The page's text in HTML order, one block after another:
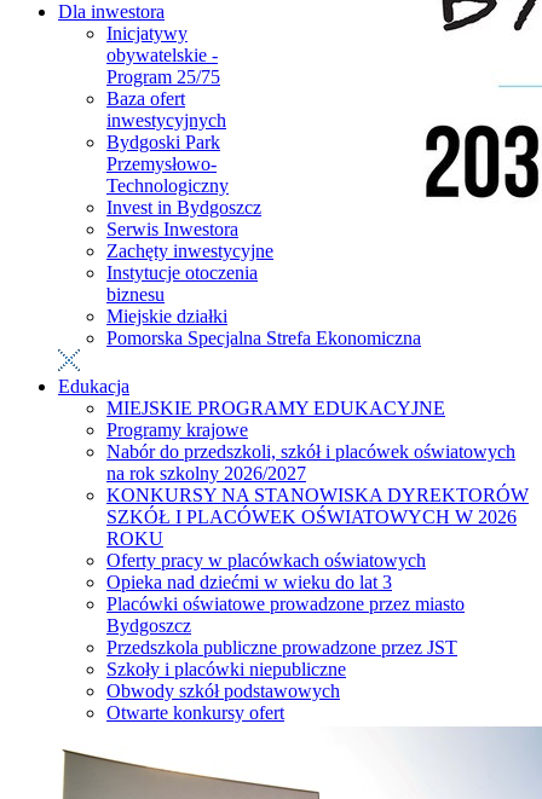
Dla inwestora
Inicjatywy
obywatelskie -
Program 25/75
Baza ofert
inwestycyjnych
Bydgoski Park
Przemysłowo-
Technologiczny
Invest in Bydgoszcz
Serwis Inwestora
Zachęty inwestycyjne
Instytucje otoczenia
biznesu
Miejskie działki
Pomorska Specjalna Strefa Ekonomiczna
Edukacja
MIEJSKIE PROGRAMY EDUKACYJNE
Programy krajowe
Nabór do przedszkoli, szkół i placówek oświatowych
na rok szkolny 2026/2027
KONKURSY NA STANOWISKA DYREKTORÓW
SZKÓŁ I PLACÓWEK OŚWIATOWYCH W 2026
ROKU
Oferty pracy w placówkach oświatowych
Opieka nad dziećmi w wieku do lat 3
Placówki oświatowe prowadzone przez miasto
Bydgoszcz
Przedszkola publiczne prowadzone przez JST
Szkoły i placówki niepubliczne
Obwody szkół podstawowych
Otwarte konkursy ofert